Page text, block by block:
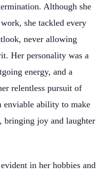
Although she
she tackled every
never allowing
Her personality was a
energy, and a
relentless pursuit of
enviable ability to make
bringing joy and laughter
in her hobbies and